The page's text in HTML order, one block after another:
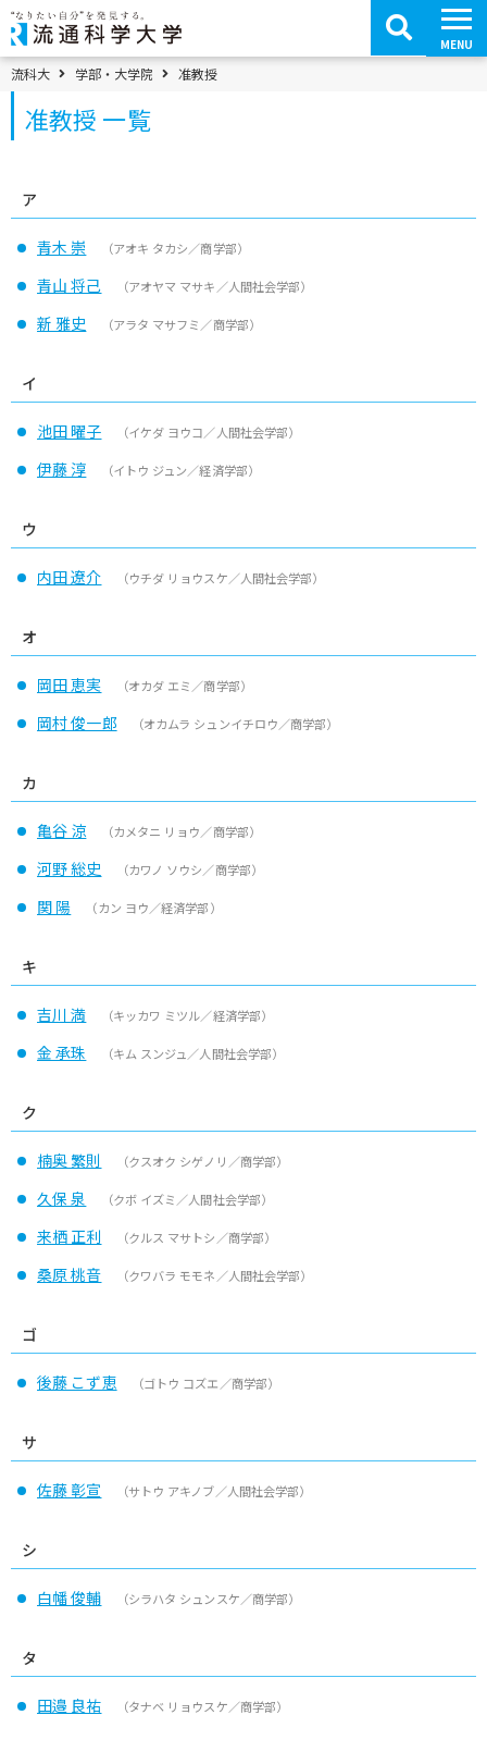
コ
ン
テ
ン
ツ
へ
移
MENU
パンくずメニュー
流科大 学部・大学院 准教授
准教授 一覧
ア
青木 崇 （アオキ タカシ／商学部）
青山 将己 （アオヤマ マサキ／人間社会学部）
新 雅史 （アラタ マサフミ／商学部）
イ
池田 曜子 （イケダ ヨウコ／人間社会学部）
伊藤 淳 （イトウ ジュン／経済学部）
ウ
内田 遼介 （ウチダ リョウスケ／人間社会学部）
オ
岡田 恵実 （オカダ エミ／商学部）
岡村 俊一郎 （オカムラ シュンイチロウ／商学部）
カ
亀谷 涼 （カメタニ リョウ／商学部）
河野 総史 （カワノ ソウシ／商学部）
関 陽 （カン ヨウ／経済学部）
キ
吉川 満 （キッカワ ミツル／経済学部）
金 承珠 （キム スンジュ／人間社会学部）
ク
楠奥 繁則 （クスオク シゲノリ／商学部）
久保 泉 （クボ イズミ／人間社会学部）
来栖 正利 （クルス マサトシ／商学部）
桑原 桃音 （クワバラ モモネ／人間社会学部）
ゴ
後藤 こず恵 （ゴトウ コズエ／商学部）
サ
佐藤 彰宣 （サトウ アキノブ／人間社会学部）
シ
白幡 俊輔 （シラハタ シュンスケ／商学部）
タ
田邉 良祐 （タナベ リョウスケ／商学部）